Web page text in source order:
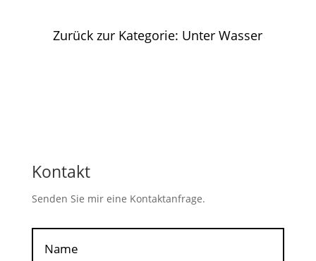
Zurück zur Kategorie: Unter Wasser
Kontakt
Senden Sie mir eine Kontaktanfrage.